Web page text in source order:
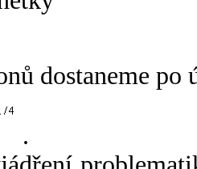
dostaneme po
.